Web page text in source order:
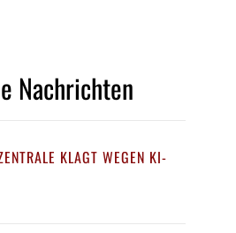
Nachrichten
KLAGT WEGEN KI-